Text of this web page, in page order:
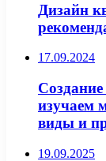
Дизайн
17.09.2024
изучаем
виды и
19.09.2025